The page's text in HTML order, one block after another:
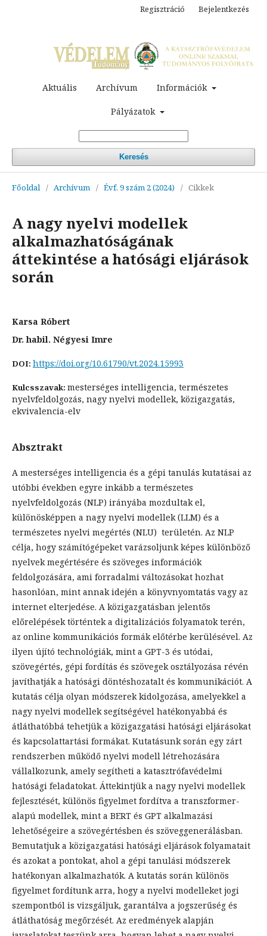
Aktuális Archívum Információk
Pályázatok
Keresés
Regisztráció Bejelentkezés
Főoldal / Archívum / Évf. 9 szám 2 (2024) / Cikkek
A nagy nyelvi modellek
alkalmazhatóságának
áttekintése a hatósági eljárások
során
Karsa Róbert
Dr. habil. Négyesi Imre
DOI: https://doi.org/10.61790/vt.2024.15993
Kulcsszavak: mesterséges intelligencia, természetes
nyelvfeldolgozás, nagy nyelvi modellek, közigazgatás,
ekvivalencia-elv
Absztrakt
A mesterséges intelligencia és a gépi tanulás kutatásai az
utóbbi években egyre inkább a természetes
nyelvfeldolgozás (NLP) irányába mozdultak el,
különösképpen a nagy nyelvi modellek (LLM) és a
természetes nyelvi megértés (NLU) területén. Az NLP
célja, hogy számítógépeket varázsoljunk képes különböző
nyelvek megértésére és szöveges információk
feldolgozására, ami forradalmi változásokat hozhat
hasonlóan, mint annak idején a könyvnyomtatás vagy az
internet elterjedése. A közigazgatásban jelentős
előrelépések történtek a digitalizációs folyamatok terén,
az online kommunikációs formák előtérbe kerülésével. Az
ilyen újító technológiák, mint a GPT-3 és utódai,
szövegértés, gépi fordítás és szövegek osztályozása révén
javíthatják a hatósági döntéshozatalt és kommunikációt. A
kutatás célja olyan módszerek kidolgozása, amelyekkel a
nagy nyelvi modellek segítségével hatékonyabbá és
átláthatóbbá tehetjük a közigazgatási hatósági eljárásokat
és kapcsolattartási formákat. Kutatásunk során egy zárt
rendszerben működő nyelvi modell létrehozására
vállalkozunk, amely segítheti a katasztrófavédelmi
hatósági feladatokat. Áttekintjük a nagy nyelvi modellek
fejlesztését, különös figyelmet fordítva a transzformer-
alapú modellek, mint a BERT és GPT alkalmazási
lehetőségeire a szövegértésben és szöveggenerálásban.
Bemutatjuk a közigazgatási hatósági eljárások folyamatait
és azokat a pontokat, ahol a gépi tanulási módszerek
hatékonyan alkalmazhatók. A kutatás során különös
figyelmet fordítunk arra, hogy a nyelvi modelleket jogi
szempontból is vizsgáljuk, garantálva a jogszerűség és
átláthatóság megőrzését. Az eredmények alapján